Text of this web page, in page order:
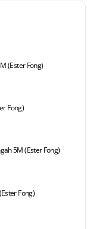
(Ester Fong)
Fong)
5M (Ester Fong)
Fong)